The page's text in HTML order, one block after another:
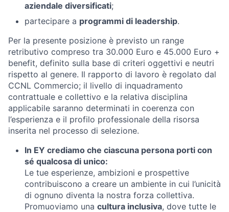
aziendale diversificati;
partecipare a programmi di leadership.
Per la presente posizione è previsto un range
retributivo compreso tra 30.000 Euro e 45.000 Euro +
benefit, definito sulla base di criteri oggettivi e neutri
rispetto al genere. Il rapporto di lavoro è regolato dal
CCNL Commercio; il livello di inquadramento
contrattuale e collettivo e la relativa disciplina
applicabile saranno determinati in coerenza con
l’esperienza e il profilo professionale della risorsa
inserita nel processo di selezione.
In EY crediamo che ciascuna persona porti con
sé qualcosa di unico:
Le tue esperienze, ambizioni e prospettive
contribuiscono a creare un ambiente in cui l’unicità
di ognuno diventa la nostra forza collettiva.
Promuoviamo una cultura inclusiva, dove tutte le